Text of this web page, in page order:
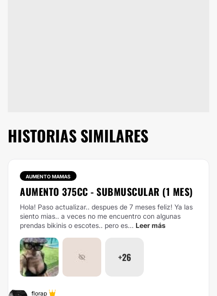
HISTORIAS SIMILARES
AUMENTO MAMAS
AUMENTO 375CC - SUBMUSCULAR (1 MES)
Hola! Paso actualizar.. despues de 7 meses feliz! Ya las
siento mias.. a veces no me encuentro con algunas
prendas bikinis o escotes.. pero es... Leer más
+26
florap